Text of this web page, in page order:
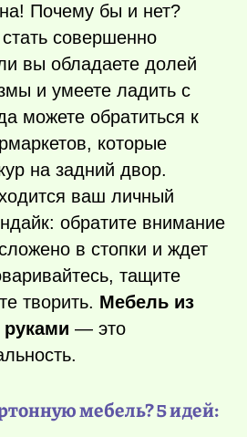
Почему бы и нет?
совершенно
вы обладаете долей
и умеете ладить с
можете обратиться к
которые
на задний двор.
ваш личный
обратите внимание
в стопки и ждет
тащите
творить. Мебель из
— это
мебель? 5 идей: